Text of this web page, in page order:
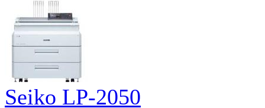
Seiko LP-2050